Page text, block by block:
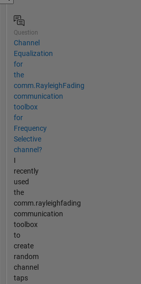
Question
Channel
Equalization
for
the
comm.RayleighFading
communication
toolbox
for
Frequency
Selective
channel?
I
recently
used
the
comm.rayleighfading
communication
toolbox
to
create
random
channel
taps